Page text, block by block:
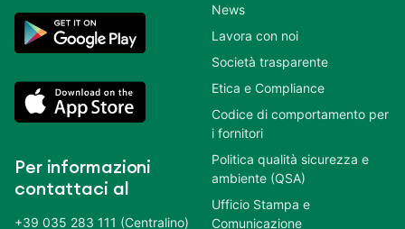
Per informazioni
contattaci al
+39 035 283 111 (Centralino)
News
Lavora con noi
Società trasparente
Etica e Compliance
Codice di comportamento per
i fornitori
Politica qualità sicurezza e
ambiente (QSA)
Ufficio Stampa e
Comunicazione